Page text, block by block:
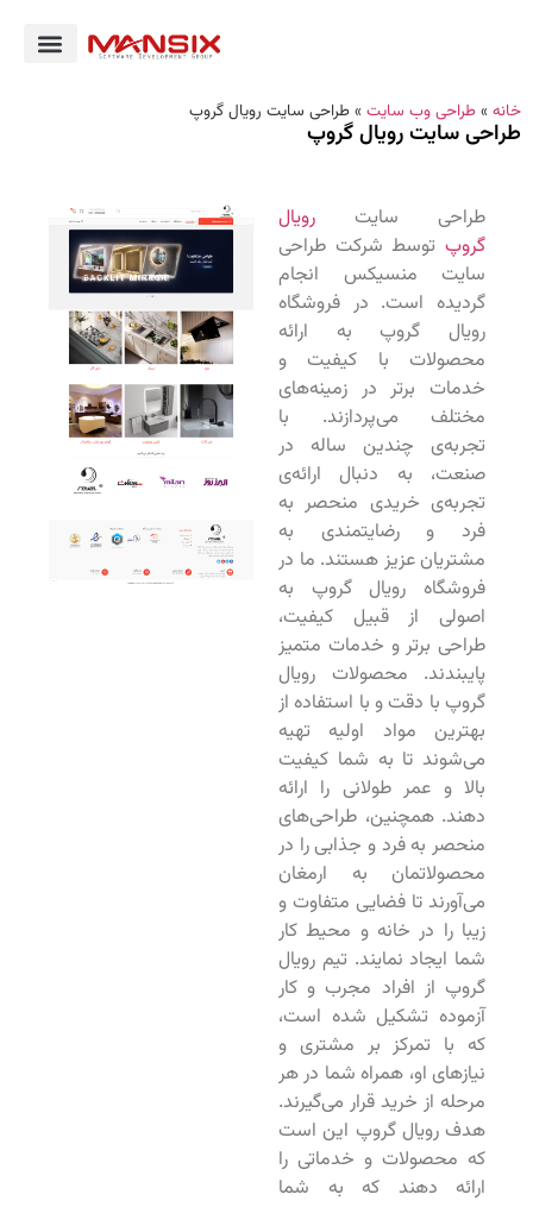
خانه »طراحی وب سایت »طراحی سایت رویال گروپ
طراحی سایت رویال گروپ
طراحی سایت رویال
گروپ توسط شرکت طراحی
سایت منسیکس انجام
گردیده است. در فروشگاه
رویال گروپ به ارائه
محصولات با کیفیت و
خدمات برتر در زمینه‌های
مختلف می‌پردازند. با
تجربه‌ی چندین ساله در
صنعت، به دنبال ارائه‌ی
تجربه‌ی خریدی منحصر به
فرد و رضایتمندی به
مشتریان عزیز هستند. ما در
فروشگاه رویال گروپ به
اصولی از قبیل کیفیت،
طراحی برتر و خدمات متمیز
پایبندند. محصولات رویال
گروپ با دقت و با استفاده از
بهترین مواد اولیه تهیه
می‌شوند تا به شما کیفیت
بالا و عمر طولانی را ارائه
دهند. همچنین، طراحی‌های
منحصر به فرد و جذابی را در
محصولاتمان به ارمغان
می‌آورند تا فضایی متفاوت و
زیبا را در خانه و محیط کار
شما ایجاد نمایند. تیم رویال
گروپ از افراد مجرب و کار
آزموده تشکیل شده است،
که با تمرکز بر مشتری و
نیازهای او، همراه شما در هر
مرحله از خرید قرار می‌گیرند.
هدف رویال گروپ این است
که محصولات و خدماتی را
ارائه دهند که به شما